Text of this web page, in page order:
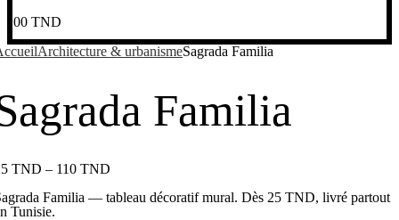
00 TND
Architecture & urbanismeSagrada Familia
Familia
TND – 110 TND
Familia — tableau décoratif mural. Dès 25 TND, livré partout
Tunisie.